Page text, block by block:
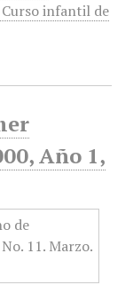
infantil de
Año 1,